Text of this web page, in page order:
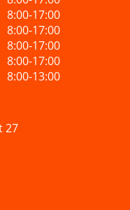
8:00-17:00
8:00-17:00
8:00-17:00
8:00-17:00
8:00-13:00
27